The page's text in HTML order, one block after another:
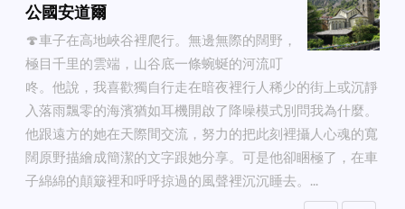
公國安道爾
🍄車子在高地峽谷裡爬行。無邊無際的闊野，
極目千里的雲端，山谷底一條蜿蜒的河流叮
咚。他說，我喜歡獨自行走在暗夜裡行人稀少的街上或沉靜
入落雨飄零的海濱猶如耳機開啟了降噪模式別問我為什麼。
他跟遠方的她在天際間交流，努力的把此刻裡攝人心魂的寬
闊原野描繪成簡潔的文字跟她分享。可是他卻睏極了，在車
子綿綿的顛簸裡和呼呼掠過的風聲裡沉沉睡去。...